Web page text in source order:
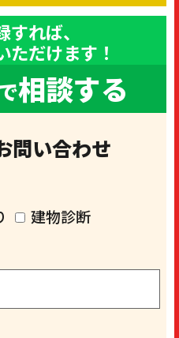
れば、
ただけます！
で相談する
問い合わせ
建物診断